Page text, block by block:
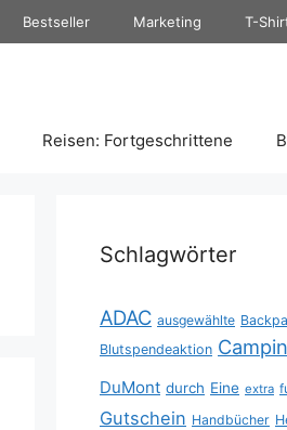
Bestseller Marketing T-
Reisen: Fortgeschrittene
Schlagwörter
ADAC ausgewählte
Blutspendeaktion
DuMont durch Eine extra
Gutschein Handbücher